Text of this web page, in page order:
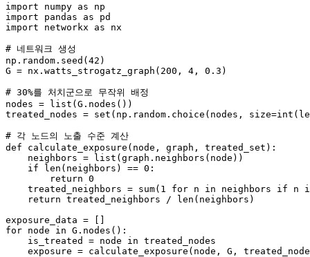
import numpy as
import pandas as
import networkx as nx
# 네트워크 생성
np.random.seed(42 )
G = nx.watts_strogatz_graph( 200 , 4 , 0.3 )
# 30%를 처치군으로 무작위 배정
nodes = list (G.nodes())
treated_nodes = set (np.random.choice(nodes, size=int (
# 각 노드의 노출 수준 계산
def
calculate_exposure ( node, graph, treated_set ):
    neighbors =
list (graph.neighbors(node))
if
len (neighbors) == 0 :
return 0
    treated_neighbors =
sum( 1 for n in neighbors if n
return treated_neighbors / len (neighbors)
for node in G.nodes():
    is_treated = node
in treated_nodes
exposure = calculate_exposure(node, G,